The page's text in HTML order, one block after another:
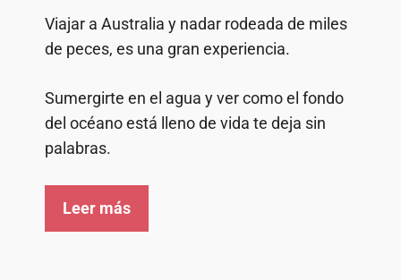
Viajar a Australia y nadar rodeada de miles
de peces, es una gran experiencia.
Sumergirte en el agua y ver como el fondo
del océano está lleno de vida te deja sin
palabras.
Leer más